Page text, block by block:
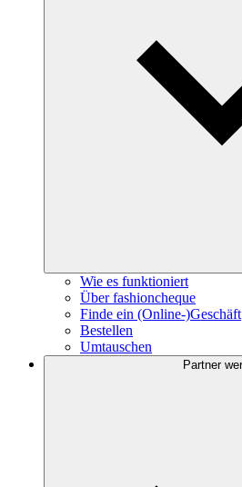
Wie es funktioniert
Über fashioncheque
Finde ein (Online-)Geschäft
Bestellen
Umtauschen